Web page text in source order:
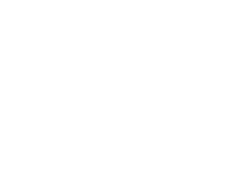
trading commissies